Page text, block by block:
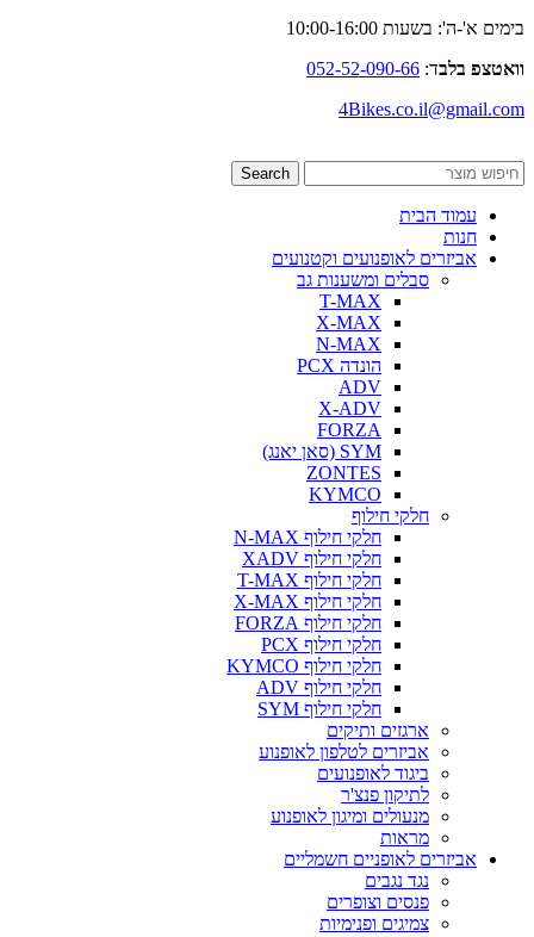
בימים א'-ה': בשעות 10:00-16:00
וואטצפ בלבד: 052-52-090-66
4Bikes.co.il@gmail.com
Search
עמוד הבית
חנות
אביזרים לאופנועים וקטנועים
סבלים ומשענות גב
T-MAX
X-MAX
N-MAX
הונדה PCX
ADV
X-ADV
FORZA
SYM (סאן יאנג)
ZONTES
KYMCO
חלקי חילוף
חלקי חילוף N-MAX
חלקי חילוף XADV
חלקי חילוף T-MAX
חלקי חילוף X-MAX
חלקי חילוף FORZA
חלקי חילוף PCX
חלקי חילוף KYMCO
חלקי חילוף ADV
חלקי חילוף SYM
ארגזים ותיקים
אביזרים לטלפון לאופנוע
ביגוד לאופנועים
לתיקון פנצ'ר
מנעולים ומיגון לאופנוע
מראות
אביזרים לאופניים חשמליים
נגד נגבים
פנסים וצופרים
צמיגים ופנימיות